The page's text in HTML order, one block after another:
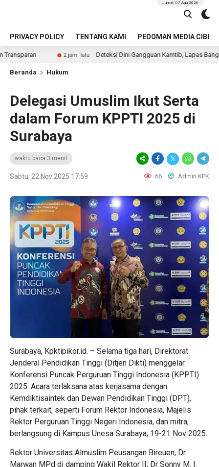
PRIVACY POLICY TENTANG KAMI PEDOMAN MEDIA CIBER
Jumat, 07 Agu 2026
2 jam lalu Deteksi Dini Gangguan Kamtib, Lapas Bangkinang Gelar
Beranda Hukum
Delegasi Umuslim Ikut Serta
dalam Forum KPPTI 2025 di
Surabaya
waktu baca 3 menit
Sabtu, 22 Nov 2025 17:59 66 Admin KPK
Surabaya, Kpktipikor.id. – Selama tiga hari, Direktorat
Jenderal Pendidikan Tinggi (Ditjen Dikti) menggelar
Konferensi Puncak Perguruan Tinggi Indonesia (KPPTI)
2025. Acara terlaksana atas kerjasama dengan
Kemdiktisaintek dan Dewan Pendidikan Tinggi (DPT),
pihak terkait, seperti Forum Rektor Indonesia, Majelis
Rektor Perguruan Tinggi Negeri Indonesia, dan mitra,
berlangsung di Kampus Unesa Surabaya, 19-21 Nov 2025.
Rektor Universitas Almuslim Peusangan Bireuen, Dr
Marwan MPd di damping Wakil Rektor II, Dr Sonny M. I.